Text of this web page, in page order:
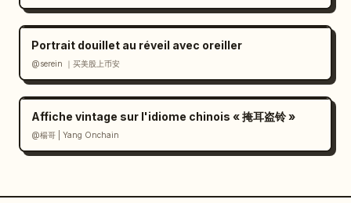
Portrait douillet au réveil avec oreiller
@serein ｜买美股上币安
Affiche vintage sur l'idiome chinois « 掩耳盗铃 »
@楊哥 | Yang Onchain